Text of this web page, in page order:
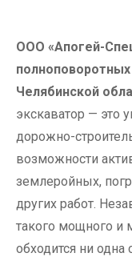
ООО «Апогей-
Челябинской
экскаватор — это
дорожно-
возможности
землеройных,
других работ.
такого мощного и
обходится ни одна